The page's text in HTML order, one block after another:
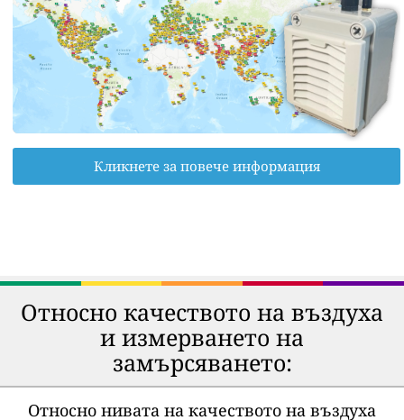
Кликнете за повече информация
Относно качеството на въздуха
и измерването на
замърсяването:
Относно нивата на качеството на въздуха